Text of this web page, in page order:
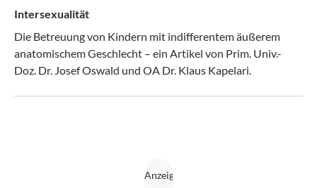
Intersexualität
Die Betreuung von Kindern mit indifferentem äußerem
anatomischem Geschlecht – ein Artikel von Prim. Univ.-
Doz. Dr. Josef Oswald und OA Dr. Klaus Kapelari.